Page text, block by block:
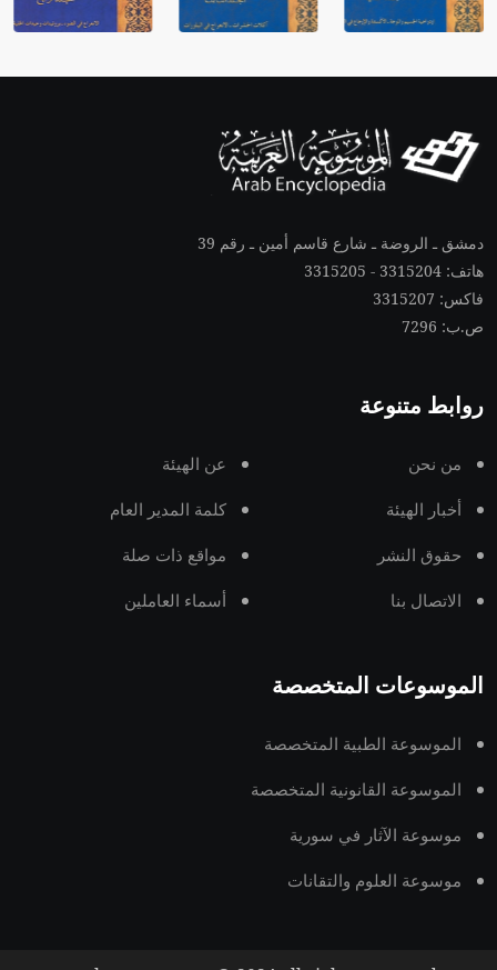
دمشق ـ الروضة ـ شارع قاسم أمين ـ رقم 39
هاتف: 3315204 - 3315205
فاكس: 3315207
ص.ب: 7296
روابط متنوعة
من نحن عن الهيئة
أخبار الهيئة كلمة المدير العام
حقوق النشر مواقع ذات صلة
الاتصال بنا أسماء العاملين
الموسوعات المتخصصة
الموسوعة الطبية المتخصصة
الموسوعة القانونية المتخصصة
موسوعة الآثار في سورية
موسوعة العلوم والتقانات